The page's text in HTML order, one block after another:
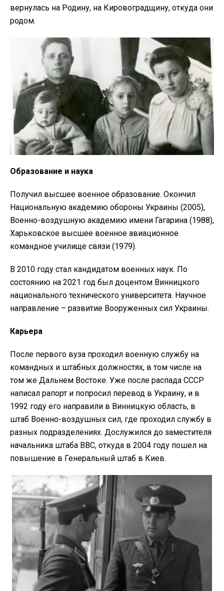
вернулась на Родину, на Кировоградщину, откуда они
родом.
Образование и наука
Получил высшее военное образование. Окончил
Национальную академию обороны Украины (2005),
Военно-воздушную академию имени Гагарина (1988),
Харьковское высшее военное авиационное
командное училище связи (1979).
В 2010 году стал кандидатом военных наук. По
состоянию на 2021 год был доцентом Винницкого
национального технического университета. Научное
направление – развитие Вооруженных сил Украины.
Карьера
После первого вуза проходил военную службу на
командных и штабных должностях, в том числе на
том же Дальнем Востоке. Уже после распада СССР
написал рапорт и попросил перевод в Украину, и в
1992 году его направили в Винницкую область, в
штаб Военно-воздушных сил, где проходил службу в
разных подразделениях. Дослужился до заместителя
начальника штаба ВВС, откуда в 2004 году пошел на
повышение в Генеральный штаб в Киев.